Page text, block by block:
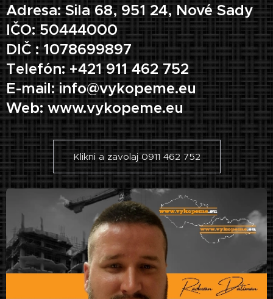
Adresa: Sila 68, 951 24, Nové Sady
IČO: 50444000
DIČ : 1078699897
Telefón: +421 911 462 752
E-mail: info@vykopeme.eu
Web: www.vykopeme.eu
Klikni a zavolaj 0911 462 752